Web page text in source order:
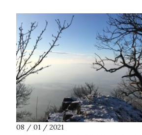
08 / 01 / 2021